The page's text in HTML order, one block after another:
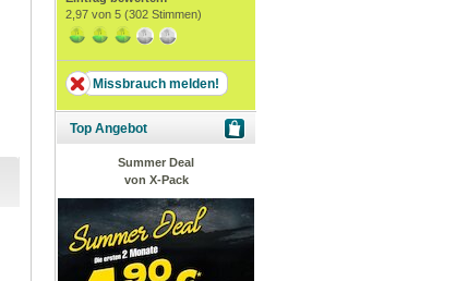
2,97 von 5 (302 Stimmen)
Missbrauch melden!
Top Angebot
Summer Deal
von X-Pack